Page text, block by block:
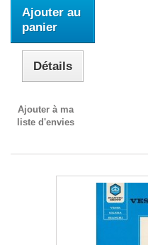
Ajouter au
panier
Détails
Ajouter à ma
liste d'envies